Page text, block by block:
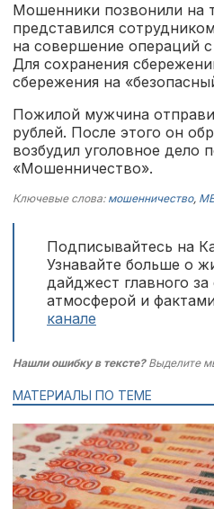
Мошенники позвонили на
представился
на совершение операций
Для сохранения
сбережения на
Пожилой мужчина
рублей. После этого он
возбудил уголовное дело
«Мошенничество».
Ключевые слова: мошенничество,
Подписывайтесь на
Узнавайте больше о
дайджест главного за
атмосферой и
канале
Нашли ошибку в тексте?Выделите
МАТЕРИАЛЫ ПО ТЕМЕ